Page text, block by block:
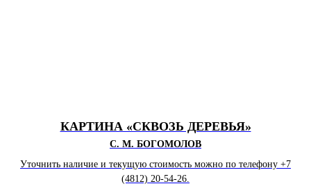
КАРТИНА «СКВОЗЬ ДЕРЕВЬЯ»
С. М. БОГОМОЛОВ
Уточнить наличие и текущую стоимость можно по телефону +7
(4812) 20-54-26.